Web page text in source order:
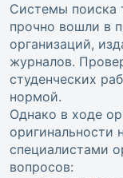
Системы поиска
прочно вошли в
организаций,
журналов.
студенческих
нормой.
Однако в ходе
оригинальности
специалистами
вопросов: